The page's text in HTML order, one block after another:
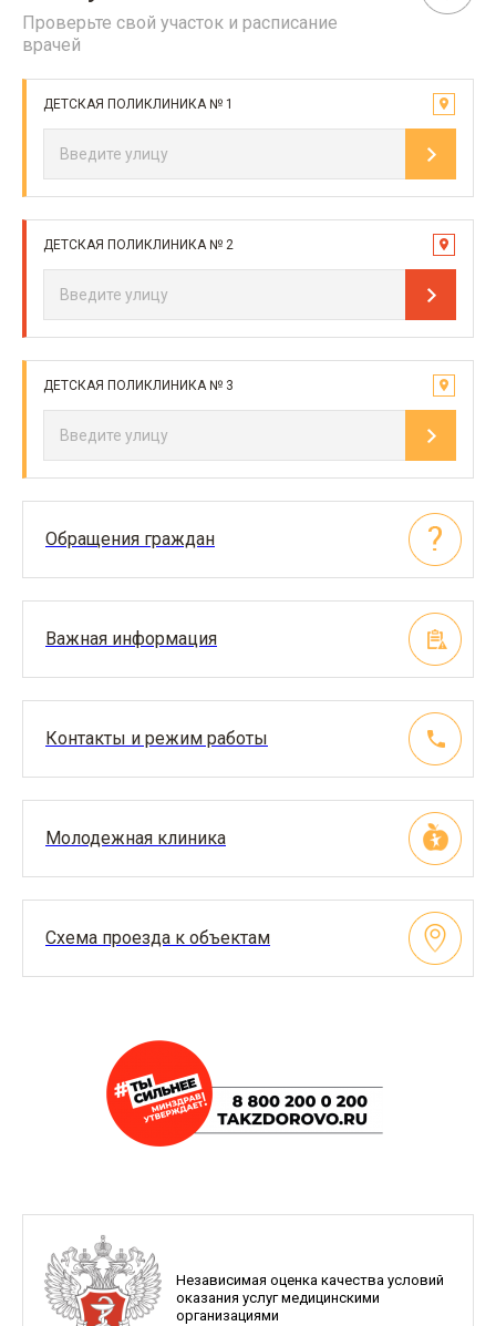
Проверьте свой участок и расписание
врачей
ДЕТСКАЯ ПОЛИКЛИНИКА № 1
ДЕТСКАЯ ПОЛИКЛИНИКА № 2
ДЕТСКАЯ ПОЛИКЛИНИКА № 3
Обращения граждан
Важная информация
Контакты и режим работы
Молодежная клиника
Схема проезда к объектам
Независимая оценка качества условий
оказания услуг медицинскими
организациями